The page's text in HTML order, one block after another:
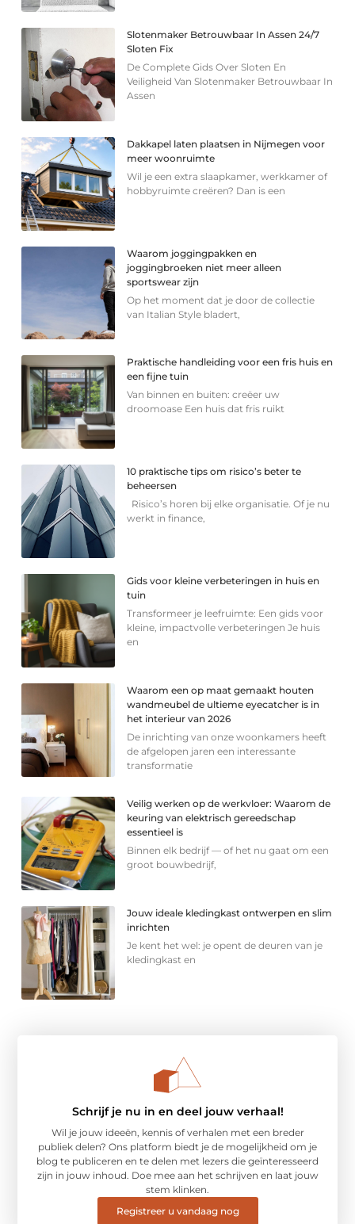
Slotenmaker Betrouwbaar In Assen 24/7
Sloten Fix
De Complete Gids Over Sloten En
Veiligheid Van Slotenmaker Betrouwbaar In
Assen
Dakkapel laten plaatsen in Nijmegen voor
meer woonruimte
Wil je een extra slaapkamer, werkkamer of
hobbyruimte creëren? Dan is een
Waarom joggingpakken en
joggingbroeken niet meer alleen
sportswear zijn
Op het moment dat je door de collectie
van Italian Style bladert,
Praktische handleiding voor een fris huis en
een fijne tuin
Van binnen en buiten: creëer uw
droomoase Een huis dat fris ruikt
10 praktische tips om risico’s beter te
beheersen
Risico’s horen bij elke organisatie. Of je nu
werkt in finance,
Gids voor kleine verbeteringen in huis en
tuin
Transformeer je leefruimte: Een gids voor
kleine, impactvolle verbeteringen Je huis
en
Waarom een op maat gemaakt houten
wandmeubel de ultieme eyecatcher is in
het interieur van 2026
De inrichting van onze woonkamers heeft
de afgelopen jaren een interessante
transformatie
Veilig werken op de werkvloer: Waarom de
keuring van elektrisch gereedschap
essentieel is
Binnen elk bedrijf — of het nu gaat om een
groot bouwbedrijf,
Jouw ideale kledingkast ontwerpen en slim
inrichten
Je kent het wel: je opent de deuren van je
kledingkast en
Schrijf je nu in en deel jouw verhaal!
Wil je jouw ideeën, kennis of verhalen met een breder
publiek delen? Ons platform biedt je de mogelijkheid om je
blog te publiceren en te delen met lezers die geïnteresseerd
zijn in jouw inhoud. Doe mee aan het schrijven en laat jouw
stem klinken.
Registreer u vandaag nog